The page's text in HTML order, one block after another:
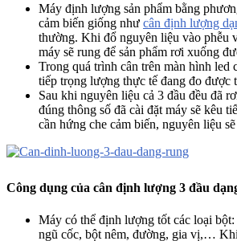
Máy định lượng sản phẩm bằng
cảm biến giống như cân định lượng
thường. Khi đổ nguyên liệu vào phễu
máy sẽ rung để sản phẩm rơi xuống
Trong quá trình cân trên màn hình led
tiếp trọng lượng thực tế đang đo được
Sau khi nguyên liệu cả 3 đầu đều đã
đúng thông số đã cài đặt máy sẽ kêu
cần hứng che cảm biến, nguyên liệu
Công dụng của cân định lượng 3 đầu
Máy có thể định lượng tốt các loại
ngũ cốc, bột nêm, đường, gia vị,…